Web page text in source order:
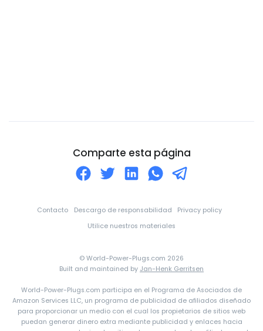
Costa Rica
Dinamarca
Djibouti
Dominica
Comparte esta página
Contacto Descargo de responsabilidad
Privacy policy
Utilice nuestros materiales
© World-Power-Plugs.com 2026
Built and maintained by Jan-Henk Gerritsen
World-Power-Plugs.com participa en el Programa de Asociados de
Amazon Services LLC, un programa de publicidad de afiliados diseñado
para proporcionar un medio con el cual los propietarios de sitios web
puedan generar dinero extra mediante publicidad y enlaces hacia